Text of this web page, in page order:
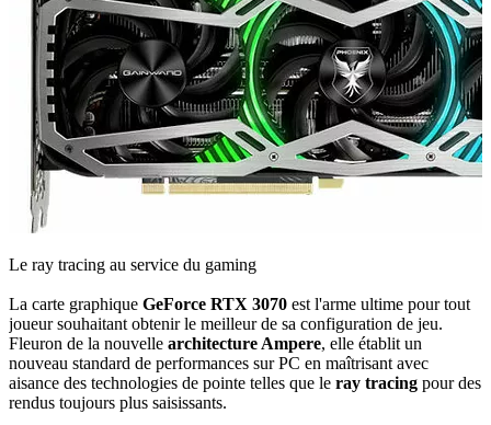
Le ray tracing au service du gaming
La carte graphique GeForce RTX 3070 est l'arme ultime pour tout
joueur souhaitant obtenir le meilleur de sa configuration de jeu.
Fleuron de la nouvelle architecture Ampere, elle établit un
nouveau standard de performances sur PC en maîtrisant avec
aisance des technologies de pointe telles que le ray tracing pour des
rendus toujours plus saisissants.